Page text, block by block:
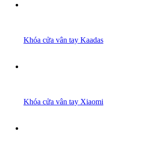
Khóa cửa vân tay Kaadas
Khóa cửa vân tay Xiaomi